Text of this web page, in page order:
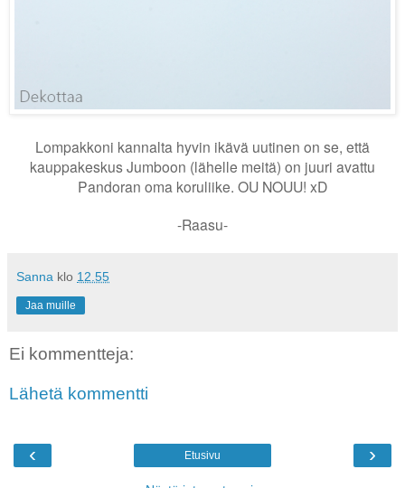
Lompakkoni kannalta hyvin ikävä uutinen on se, että
kauppakeskus Jumboon (lähelle meitä) on juuri avattu
Pandoran oma koruliike. OU NOUU! xD
-Raasu-
Sanna klo 12.55
Jaa muille
Ei kommentteja:
Lähetä kommentti
‹ ›
Etusivu